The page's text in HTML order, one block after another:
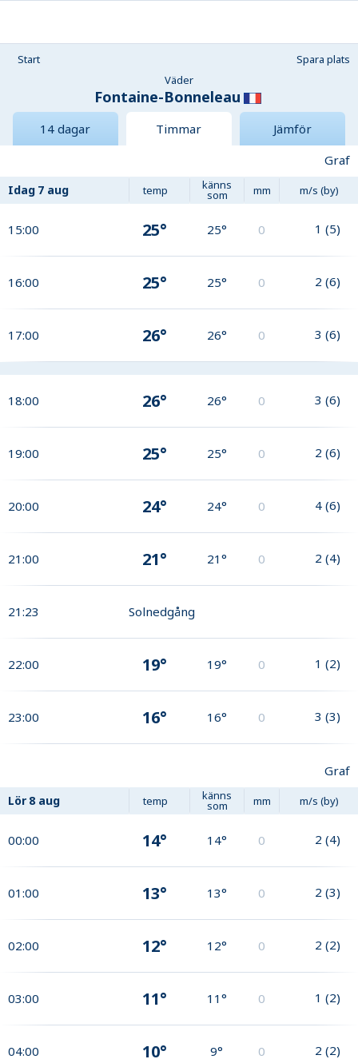
Start
Spara plats
Väder
Fontaine-Bonneleau
14 dagar Timmar
Jämför
Graf
Idag 7 aug temp känns
som mm m/s (by)
15:00 25° 25° 0 1 (5)
16:00 25° 25° 0 2 (6)
17:00 26° 26° 0 3 (6)
18:00 26° 26° 0 3 (6)
19:00 25° 25° 0 2 (6)
20:00 24° 24° 0 4 (6)
21:00 21° 21° 0 2 (4)
21:23 Solnedgång
22:00 19° 19° 0 1 (2)
23:00 16° 16° 0 3 (3)
Graf
Lör 8 aug temp känns
som mm m/s (by)
00:00 14° 14° 0 2 (4)
01:00 13° 13° 0 2 (3)
02:00 12° 12° 0 2 (2)
03:00 11° 11° 0 1 (2)
04:00 10° 9° 0 2 (2)